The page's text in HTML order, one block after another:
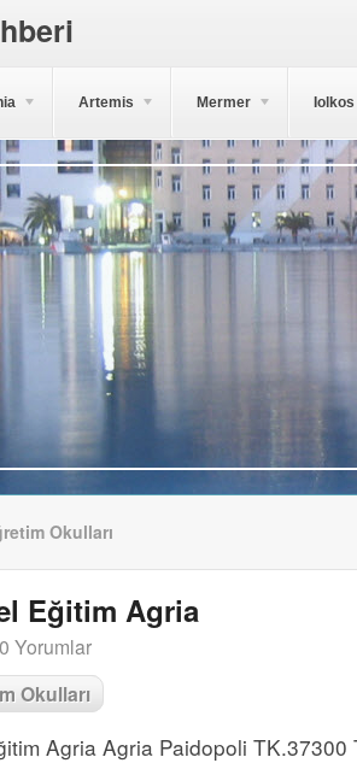
Artemis Mermer Iolkos
Okulları
Eğitim Agria
0 Yorumlar
Okulları
Agria Agria Paidopoli TK.37300